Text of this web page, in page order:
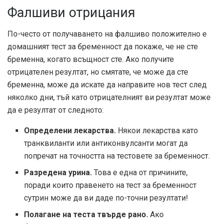
Фалшиви отрицания
По-често от получаването на фалшиво положително е
домашният тест за бременност да покаже, че не сте
бременна, когато всъщност сте. Ако получите
отрицателен резултат, но смятате, че може да сте
бременна, може да искате да направите нов тест след
няколко дни, тъй като отрицателният ви резултат може
да е резултат от следното:
Определени лекарства. Някои лекарства като
транквиланти или антиконвулсанти могат да
попречат на точността на тестовете за бременност.
Разредена урина. Това е една от причините,
поради които правенето на тест за бременност
сутрин може да ви даде по-точни резултати!
Полагане на теста твърде рано.Ако